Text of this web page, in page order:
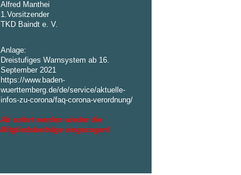
Alfred Manthei
1.Vorsitzender
TKD Baindt e. V.
Anlage:
Dreistufiges Warnsystem ab 16.
September 2021
https://www.baden-
wuerttemberg.de/de/service/aktuelle-
infos-zu-corona/faq-corona-verordnung/
Ab sofort werden wieder die
Mitgliedsbeiträge eingezogen!